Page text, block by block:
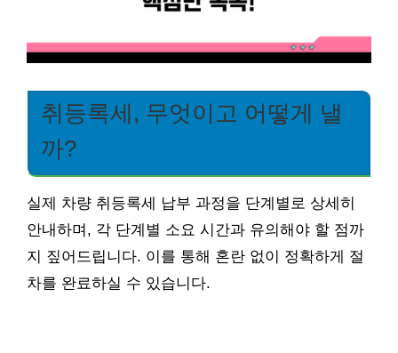
취등록세, 무엇이고 어떻게 낼
까?
실제 차량 취등록세 납부 과정을 단계별로 상세히
안내하며, 각 단계별 소요 시간과 유의해야 할 점까
지 짚어드립니다. 이를 통해 혼란 없이 정확하게 절
차를 완료하실 수 있습니다.